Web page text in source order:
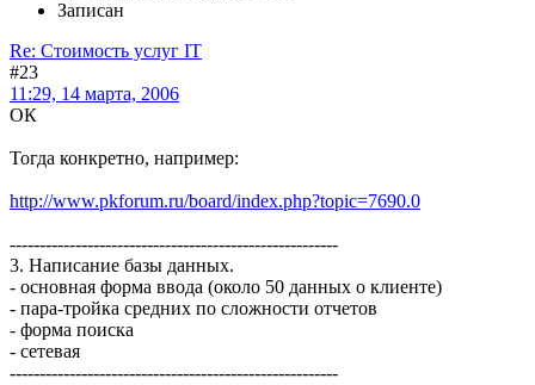
Записан
Re: Стоимость услуг IT
#23
11:29, 14 марта, 2006
ОК
Тогда конкретно, например:
http://www.pkforum.ru/board/index.php?topic=7690.0
-------------------------------------------------------
3. Написание базы данных.
- основная форма ввода (около 50 данных о клиенте)
- пара-тройка средних по сложности отчетов
- форма поиска
- сетевая
-------------------------------------------------------